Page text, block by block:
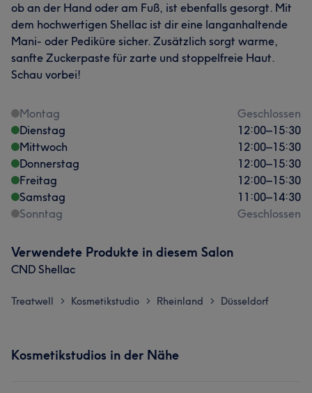
ob an der Hand oder am Fuß, ist ebenfalls gesorgt. Mit
dem hochwertigen Shellac ist dir eine langanhaltende
Mani- oder Pediküre sicher. Zusätzlich sorgt warme,
sanfte Zuckerpaste für zarte und stoppelfreie Haut.
Schau vorbei!
Montag
Geschlossen
Dienstag
12:00–15:30
Mittwoch
12:00–15:30
Donnerstag
12:00–15:30
Freitag
12:00–15:30
Samstag
11:00–14:30
Sonntag
Geschlossen
Verwendete Produkte in diesem Salon
CND Shellac
Treatwell > Kosmetikstudio > Rheinland > Düsseldorf
Kosmetikstudios in der Nähe